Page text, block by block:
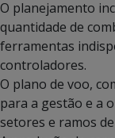
O planejamento
quantidade de
ferramentas
controladores.
O plano de voo,
para a gestão e a
setores e ramos